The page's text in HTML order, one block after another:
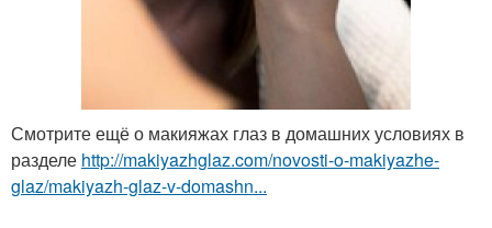
Смотрите ещё о макияжах глаз в домашних условиях в
разделе http://makiyazhglaz.com/novosti-o-makiyazhe-
glaz/makiyazh-glaz-v-domashn...